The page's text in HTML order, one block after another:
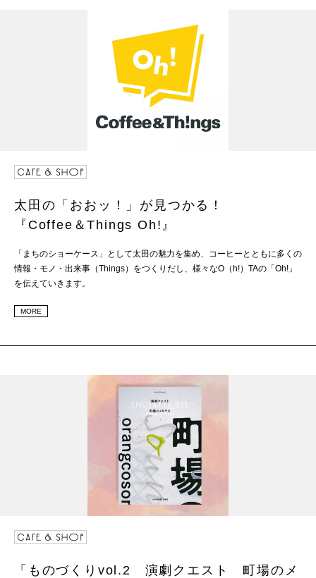
太田の「おおッ！」が見つかる！
『Coffee＆Things Oh!』
「まちのショーケース」として太田の魅力を集め、コーヒーとともに多くの
情報・モノ・出来事（Things）をつくりだし、様々なO（h!）TAの「Oh!」
を伝えていきます。
MORE
「ものづくりvol.2 演劇クエスト 町場のメ